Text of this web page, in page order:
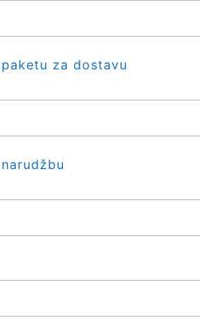
za dostavu